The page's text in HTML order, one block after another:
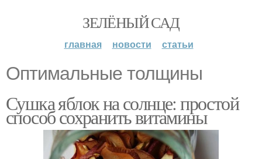
ЗЕЛЁНЫЙ САД
главная новости статьи
Оптимальные толщины
Сушка яблок на солнце: простой
способ сохранить витамины